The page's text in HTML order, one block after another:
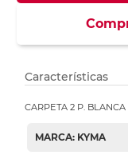
Características
CARPETA 2 P.
MARCA: KYMA